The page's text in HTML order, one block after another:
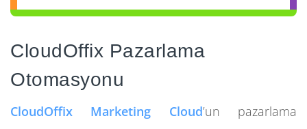
CloudOffix Pazarlama
Otomasyonu
CloudOffix Marketing Cloud’un pazarlama